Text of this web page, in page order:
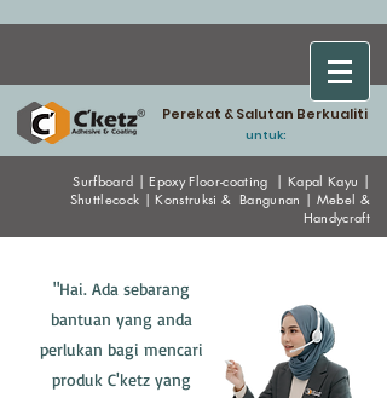
Perekat & Salutan Berkualiti
untuk:
Surfboard |EpoxyFloor-coating |Kapal Kayu |
Shuttlecock |Konstruksi & Bangunan | Mebel &
Handycraft
"Hai. Ada sebarang
bantuan yang anda
perlukan bagi mencari
produk C'ketz yang